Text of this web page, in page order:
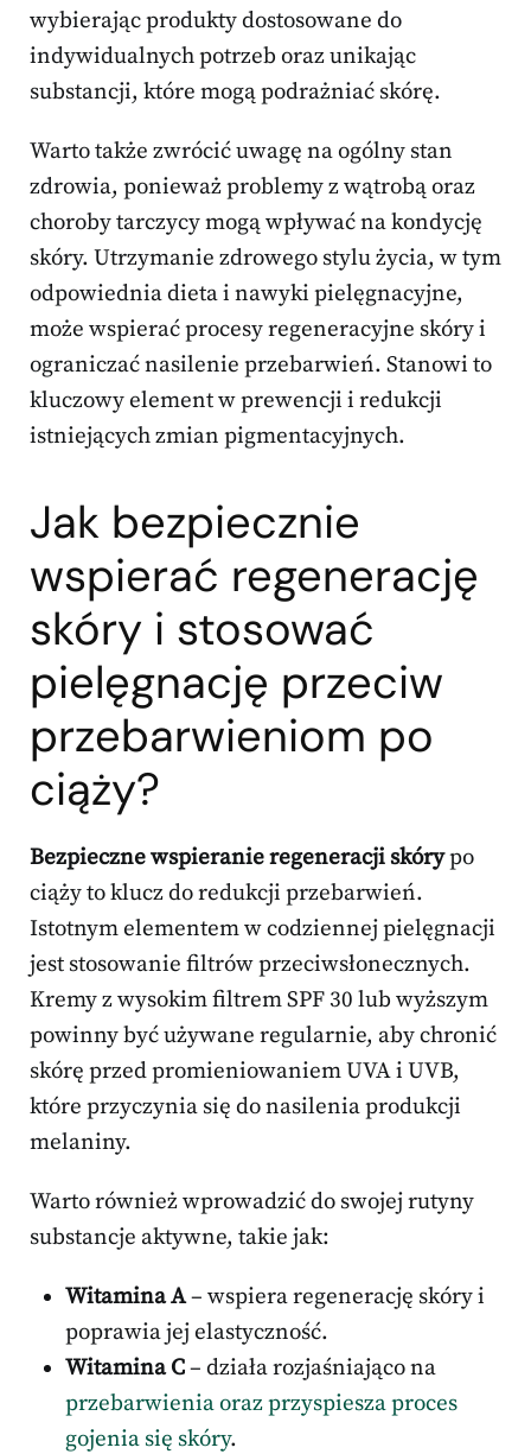
wybierając produkty dostosowane do
indywidualnych potrzeb oraz unikając
substancji, które mogą podrażniać skórę.
Warto także zwrócić uwagę na ogólny stan
zdrowia, ponieważ problemy z wątrobą oraz
choroby tarczycy mogą wpływać na kondycję
skóry. Utrzymanie zdrowego stylu życia, w tym
odpowiednia dieta i nawyki pielęgnacyjne,
może wspierać procesy regeneracyjne skóry i
ograniczać nasilenie przebarwień. Stanowi to
kluczowy element w prewencji i redukcji
istniejących zmian pigmentacyjnych.
Jak bezpiecznie
wspierać regenerację
skóry i stosować
pielęgnację przeciw
przebarwieniom po
ciąży?
Bezpieczne wspieranie regeneracji skórypo
ciąży to klucz do redukcji przebarwień.
Istotnym elementem w codziennej pielęgnacji
jest stosowanie filtrów przeciwsłonecznych.
Kremy z wysokim filtrem SPF 30 lub wyższym
powinny być używane regularnie, aby chronić
skórę przed promieniowaniem UVA i UVB,
które przyczynia się do nasilenia produkcji
melaniny.
Warto również wprowadzić do swojej rutyny
substancje aktywne, takie jak:
Witamina A– wspiera regenerację skóry i
poprawia jej elastyczność.
Witamina C– działa rozjaśniająco na
przebarwienia oraz przyspiesza proces
gojenia się skóry.